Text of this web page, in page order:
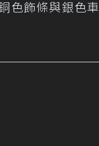
色飾條與銀色車